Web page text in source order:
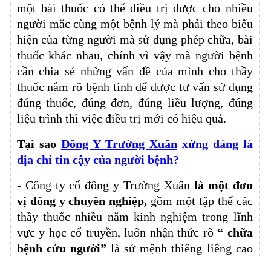
một bàì thuốc có thể điều trị được cho nhiều
người mắc cùng một bệnh lý mà phải theo biểu
hiện của từng người mà sử dụng phép chữa, bài
thuốc khác nhau, chính vì vậy mà người bệnh
cần chia sẻ những vấn đề của mình cho thầy
thuốc nắm rõ bệnh tình để được tư vấn sử dụng
đúng thuốc, đúng đơn, đúng liều lượng, đúng
liệu trình thì việc điều trị mới có hiệu quả.
Tại sao Đông Y Trường Xuân xứng đáng là
địa chỉ tin cậy của người bệnh?
- Công ty cổ đông y Trường Xuân là một đơn
vị đông y chuyên nghiệp, gồm một tập thể các
thầy thuốc nhiều năm kinh nghiệm trong lĩnh
vực y học cổ truyền, luôn nhận thức rõ “ chữa
bệnh cứu người” là sứ mệnh thiêng liêng cao